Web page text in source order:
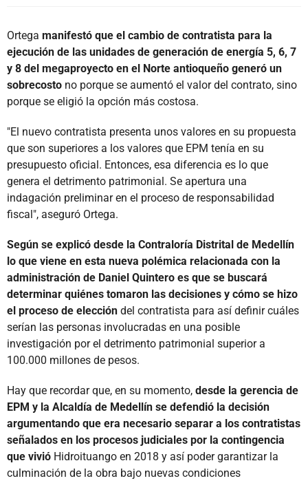
Ortega manifestó que el cambio de contratista para la
ejecución de las unidades de generación de energía 5, 6, 7
y 8 del megaproyecto en el Norte antioqueño generó un
sobrecosto no porque se aumentó el valor del contrato, sino
porque se eligió la opción más costosa.
"El nuevo contratista presenta unos valores en su propuesta
que son superiores a los valores que EPM tenía en su
presupuesto oficial. Entonces, esa diferencia es lo que
genera el detrimento patrimonial. Se apertura una
indagación preliminar en el proceso de responsabilidad
fiscal", aseguró Ortega.
Según se explicó desde la Contraloría Distrital de Medellín
lo que viene en esta nueva polémica relacionada con la
administración de Daniel Quintero es que se buscará
determinar quiénes tomaron las decisiones y cómo se hizo
el proceso de elección del contratista para así definir cuáles
serían las personas involucradas en una posible
investigación por el detrimento patrimonial superior a
100.000 millones de pesos.
Hay que recordar que, en su momento, desde la gerencia de
EPM y la Alcaldía de Medellín se defendió la decisión
argumentando que era necesario separar a los contratistas
señalados en los procesos judiciales por la contingencia
que vivió Hidroituango en 2018 y así poder garantizar la
culminación de la obra bajo nuevas condiciones